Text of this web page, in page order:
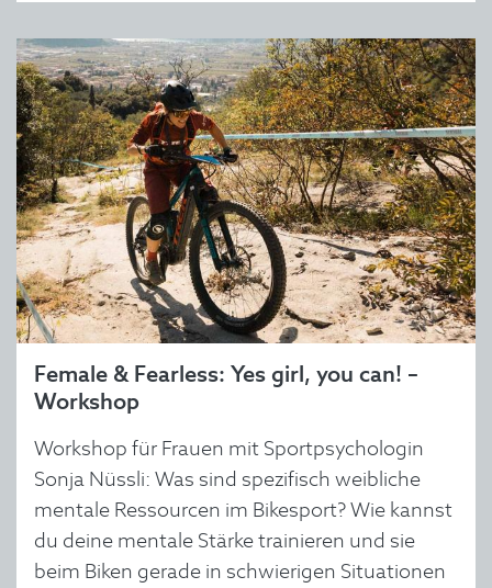
Female & Fearless: Yes girl, you can! –
Workshop
Workshop für Frauen mit Sportpsychologin
Sonja Nüssli: Was sind spezifisch weibliche
mentale Ressourcen im Bikesport? Wie kannst
du deine mentale Stärke trainieren und sie
beim Biken gerade in schwierigen Situationen